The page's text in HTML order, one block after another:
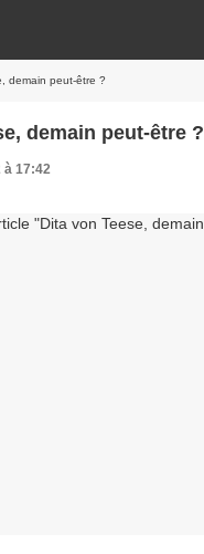
demain peut-être ?
demain peut-être ?
à 17:42